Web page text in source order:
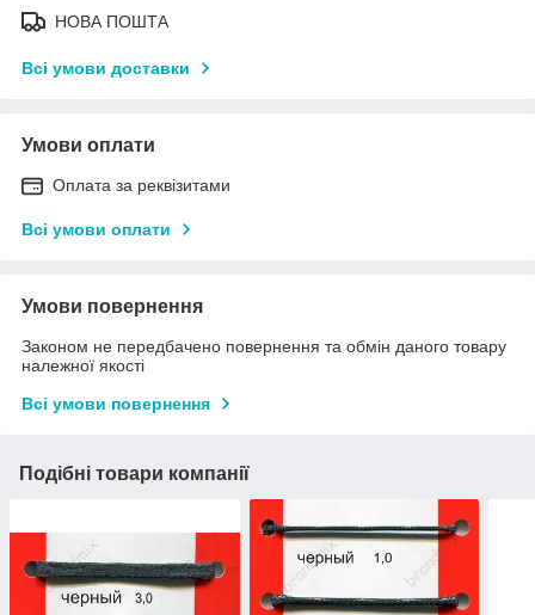
НОВА ПОШТА
Всі умови доставки
Умови оплати
Оплата за реквізитами
Всі умови оплати
Умови повернення
Законом не передбачено повернення та обмін даного товару
належної якості
Всі умови повернення
Подібні товари компанії